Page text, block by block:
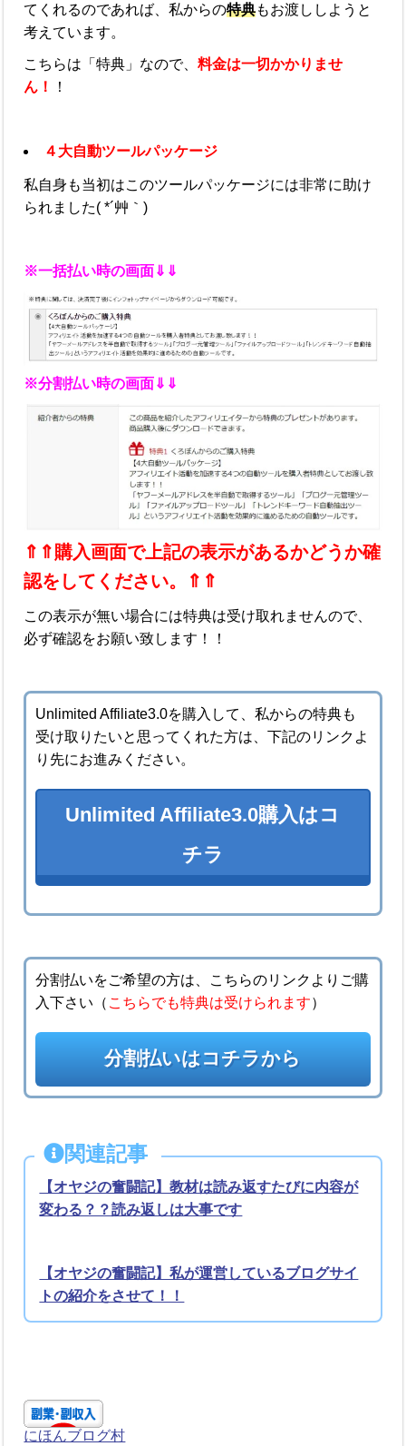
てくれるのであれば、私からの特典もお渡ししようと
考えています。
こちらは「特典」なので、料金は一切かかりませ
ん！
！
４大自動ツールパッケージ
私自身も当初はこのツールパッケージには非常に助け
られました( *´艸｀)
※一括払い時の画面⇓⇓
※分割払い時の画面⇓⇓
⇑⇑購入画面で上記の表示があるかどうか確
認をしてください。⇑⇑
この表示が無い場合には特典は受け取れませんので、
必ず確認をお願い致します！！
Unlimited Affiliate3.0を購入して、私からの特典も
受け取りたいと思ってくれた方は、下記のリンクよ
り先にお進みください。
Unlimited Affiliate3.0購入はコ
チラ
分割払いをご希望の方は、こちらのリンクよりご購
入下さい（ こちらでも特典は受けられます）
分割払いはコチラから
関連記事
【オヤジの奮闘記】教材は読み返すたびに内容が
変わる？？読み返しは大事です
【オヤジの奮闘記】私が運営しているブログサイ
トの紹介をさせて！！
にほんブログ村